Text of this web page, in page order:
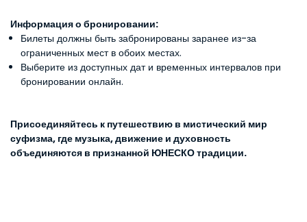
Информация о бронировании:
Билеты должны быть забронированы заранее из-за
ограниченных мест в обоих местах.
Выберите из доступных дат и временных интервалов при
бронировании онлайн.
Присоединяйтесь к путешествию в мистический мир
суфизма, где музыка, движение и духовность
объединяются в признанной ЮНЕСКО традиции.